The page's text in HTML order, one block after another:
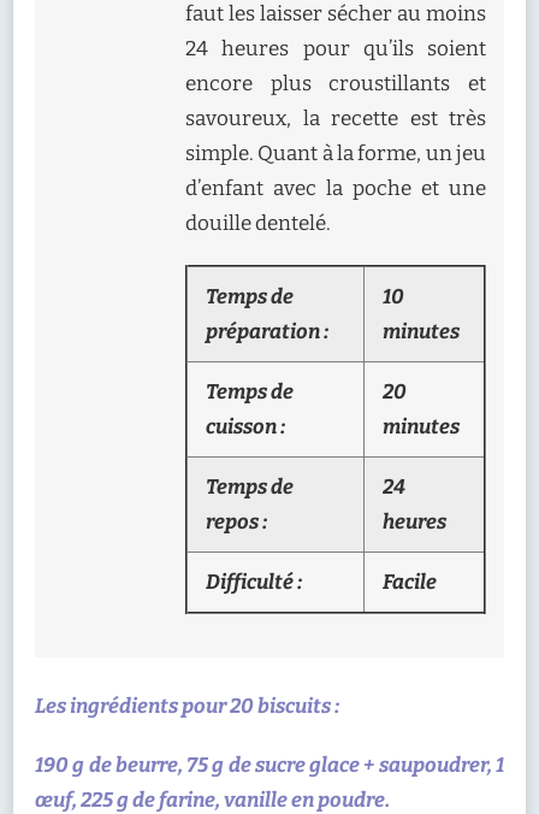
faut les laisser sécher au moins
24 heures pour qu’ils soient
encore plus croustillants et
savoureux, la recette est très
simple. Quant à la forme, un jeu
d’enfant avec la poche et une
douille dentelé.
Temps de
préparation :
10
minutes
Temps de
cuisson :
20
minutes
Temps de
repos :
24
heures
Difficulté : Facile
Les ingrédients pour 20 biscuits :
190 g de beurre, 75 g de sucre glace + saupoudrer, 1
œuf, 225 g de farine, vanille en poudre.